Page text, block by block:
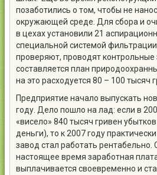
позаботились о том, чтобы не
окружающей среде. Для сбора и
в цехах установили 21
специальной системой
проверяют, проводят
составляется план
на это расходуется 80 – 100 тысяч
Предприятие начало выпускать
году. Дело пошло на лад: если в
«висело» 840 тысяч гривен
деньги), то к 2007 году
завод стал работать рентабельно.
настоящее время заработная
выплачивается своевременно и